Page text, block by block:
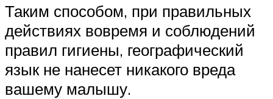
Таким способом, при правильных
действиях вовремя и соблюдений
правил гигиены, географический
язык не нанесет никакого вреда
вашему малышу.